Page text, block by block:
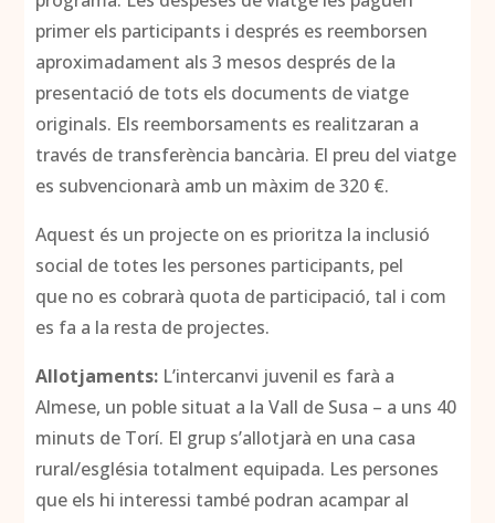
primer els participants i després es reemborsen
aproximadament als 3 mesos després de la
presentació de tots els documents de viatge
originals. Els reemborsaments es realitzaran a
través de transferència bancària. El preu del viatge
es subvencionarà amb un màxim de 320 €.
Aquest és un projecte on es prioritza la inclusió
social de totes les persones participants, pel
que no es cobrarà quota de participació, tal i com
es fa a la resta de projectes.
Allotjaments: L’intercanvi juvenil es farà a
Almese, un poble situat a la Vall de Susa – a uns 40
minuts de Torí. El grup s’allotjarà en una casa
rural/església totalment equipada. Les persones
que els hi interessi també podran acampar al